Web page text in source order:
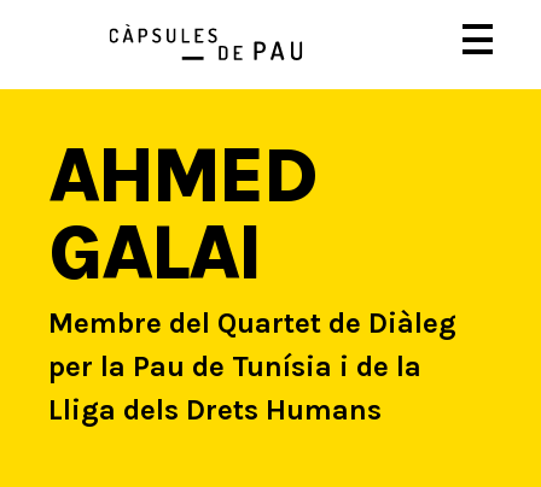
AHMED
GALAI
Membre del Quartet de Diàleg
per la Pau de Tunísia i de la
Lliga dels Drets Humans